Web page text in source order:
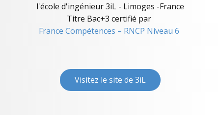
l'école d'ingénieur 3iL - Limoges -France
Titre Bac+3 certifié par
France Compétences – RNCP Niveau 6
Visitez le site de 3iL